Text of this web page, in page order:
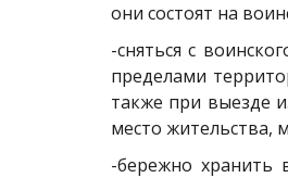
они состоят на
-сняться с
пределами
также при выезде
место жительства,
-бережно хранить